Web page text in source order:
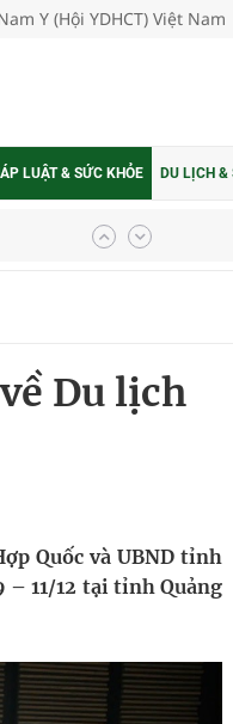
Y (Hội YDHCT) Việt Nam
LUẬT & SỨC KHỎE DU LỊCH &
Du lịch
Quốc và UBND tỉnh
– 11/12 tại tỉnh Quảng